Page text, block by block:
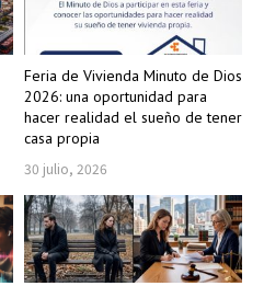
Feria de Vivienda Minuto de Dios
2026: una oportunidad para
hacer realidad el sueño de tener
casa propia
30 julio, 2026